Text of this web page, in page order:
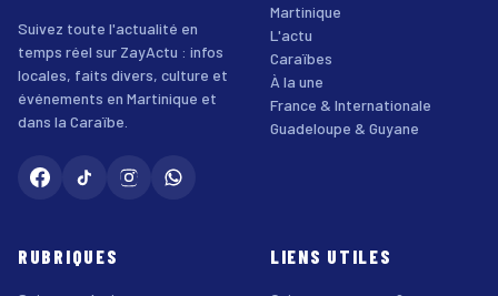
Suivez toute l'actualité en
temps réel sur ZayActu : infos
locales, faits divers, culture et
événements en Martinique et
dans la Caraïbe.
Martinique
L'actu
Caraïbes
À la une
France & Internationale
Guadeloupe & Guyane
RUBRIQUES LIENS UTILES